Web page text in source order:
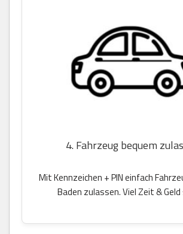
4. Fahrzeug bequem
Mit Kennzeichen + PIN einfach
Baden zulassen. Viel Zeit &